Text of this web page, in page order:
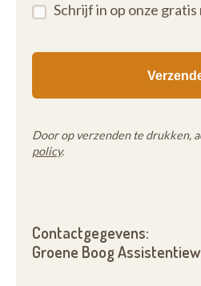
Schrijf in op onze
Door op verzenden te drukken,
policy.
Contactgegevens:
Groene Boog